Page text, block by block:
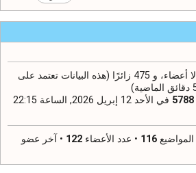
مستخدمًا : لا أعضاء، و 475 زائرًا (هذه البيانات تعتمد على
5788 في الأحد 12 إبريل 2026, الساعة 22:15
116 • عدد الأعضاء 122 • آخر عضو